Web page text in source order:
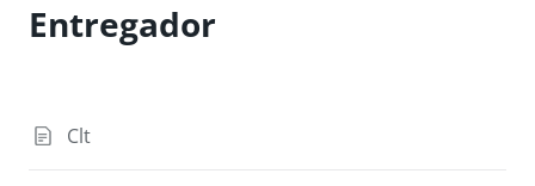
Entregador
Clt